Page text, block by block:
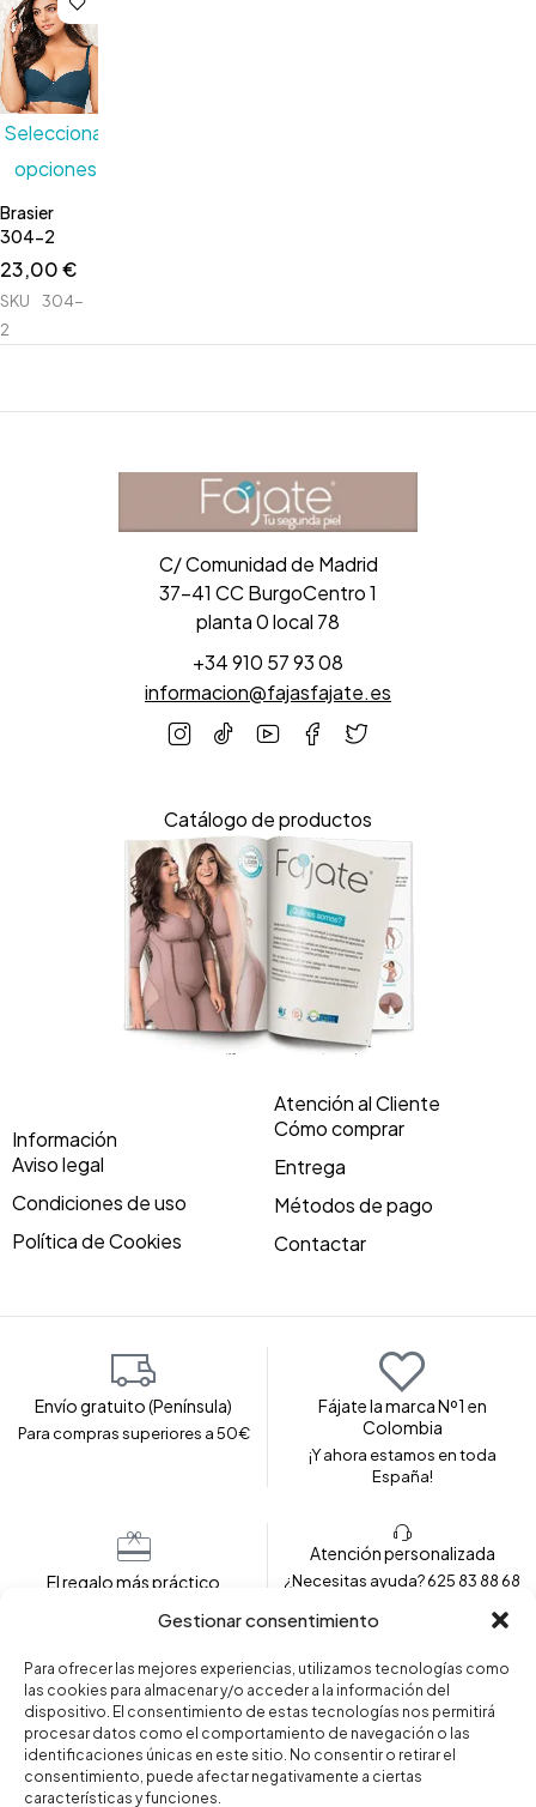
Gestionar consentimiento
Para ofrecer las mejores experiencias, utilizamos tecnologías como
las cookies para almacenar y/o acceder a la información del
dispositivo. El consentimiento de estas tecnologías nos permitirá
procesar datos como el comportamiento de navegación o las
identificaciones únicas en este sitio. No consentir o retirar el
consentimiento, puede afectar negativamente a ciertas
características y funciones.
Seleccionar
opciones
Brasier
304-2
23,00€
SKU
304-
2
C/ Comunidad de Madrid
37-41 CC BurgoCentro 1
planta 0 local 78
+34 910 57 93 08
informacion@fajasfajate.es
Catálogo de productos
Información
Aviso legal
Condiciones de uso
Política de Cookies
Atención al Cliente
Cómo comprar
Entrega
Métodos de pago
Contactar
Envío gratuito (Península)
Para compras superiores a 50€
Fájate la marca Nº1 en
Colombia
¡Y ahora estamos en toda
España!
El regalo más práctico
regalar
Atención personalizada
¿Necesitas ayuda? 625 83 88 68
Copyright © 2024 – Fajas Fájate. Todos los derechos
reservados.